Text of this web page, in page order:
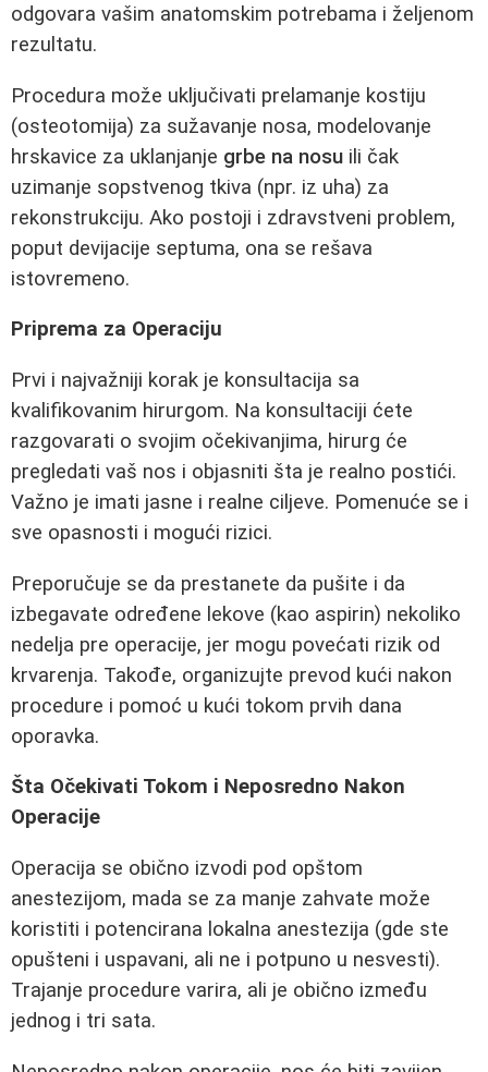
odgovara vašim anatomskim potrebama i željenom
rezultatu.
Procedura može uključivati prelamanje kostiju
(osteotomija) za sužavanje nosa, modelovanje
hrskavice za uklanjanje grbe na nosu ili čak
uzimanje sopstvenog tkiva (npr. iz uha) za
rekonstrukciju. Ako postoji i zdravstveni problem,
poput devijacije septuma, ona se rešava
istovremeno.
Priprema za Operaciju
Prvi i najvažniji korak je konsultacija sa
kvalifikovanim hirurgom. Na konsultaciji ćete
razgovarati o svojim očekivanjima, hirurg će
pregledati vaš nos i objasniti šta je realno postići.
Važno je imati jasne i realne ciljeve. Pomenuće se i
sve opasnosti i mogući rizici.
Preporučuje se da prestanete da pušite i da
izbegavate određene lekove (kao aspirin) nekoliko
nedelja pre operacije, jer mogu povećati rizik od
krvarenja. Takođe, organizujte prevod kući nakon
procedure i pomoć u kući tokom prvih dana
oporavka.
Šta Očekivati Tokom i Neposredno Nakon
Operacije
Operacija se obično izvodi pod opštom
anestezijom, mada se za manje zahvate može
koristiti i potencirana lokalna anestezija (gde ste
opušteni i uspavani, ali ne i potpuno u nesvesti).
Trajanje procedure varira, ali je obično između
jednog i tri sata.